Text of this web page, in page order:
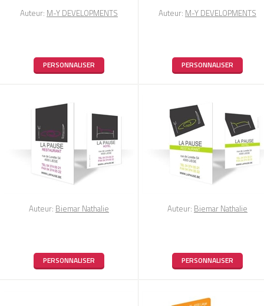
Auteur: M-Y DEVELOPMENTS
PERSONNALISER
Auteur: M-Y DEVELOPMENTS
PERSONNALISER
Auteur: Biemar Nathalie
PERSONNALISER
Auteur: Biemar Nathalie
PERSONNALISER